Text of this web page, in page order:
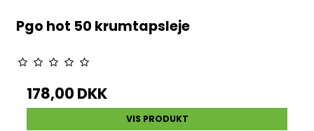
Pgo hot 50 krumtapsleje
178,00 DKK
VIS PRODUKT